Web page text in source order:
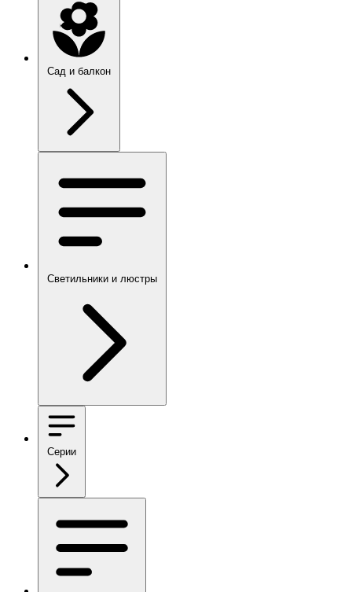
Сад и балкон
Светильники и люстры
Серии